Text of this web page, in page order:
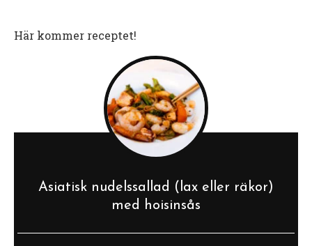
Här kommer receptet!
Asiatisk nudelssallad (lax eller räkor)
med hoisinsås